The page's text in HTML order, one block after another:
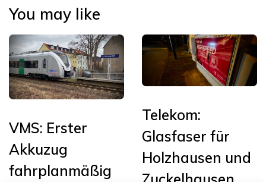
You may like
VMS: Erster
Akkuzug
fahrplanmäßig
Telekom:
Glasfaser für
Holzhausen und